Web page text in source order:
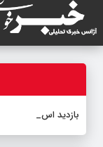
بازدید استاندا